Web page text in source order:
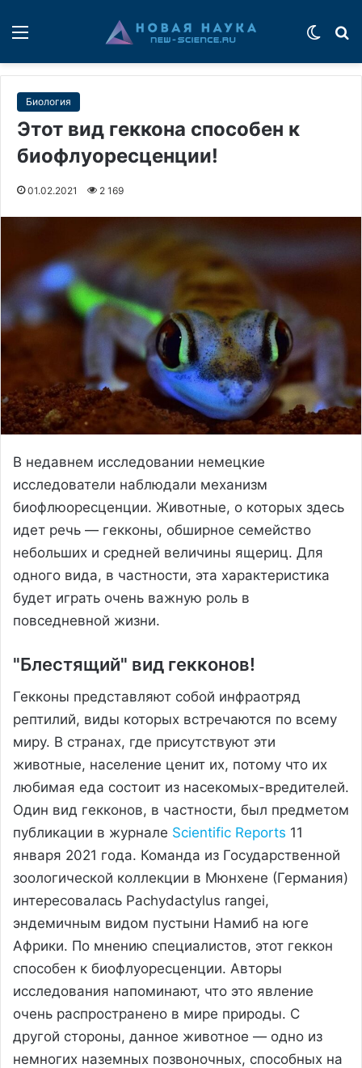
Биология
Этот вид геккона способен к
биофлуоресценции!
01.02.2021 2 169
В недавнем исследовании немецкие
исследователи наблюдали механизм
биофлюоресценции. Животные, о которых здесь
идет речь — гекконы, обширное семейство
небольших и средней величины ящериц. Для
одного вида, в частности, эта характеристика
будет играть очень важную роль в
повседневной жизни.
"Блестящий" вид гекконов!
Гекконы представляют собой инфраотряд
рептилий, виды которых встречаются по всему
миру. В странах, где присутствуют эти
животные, население ценит их, потому что их
любимая еда состоит из насекомых-вредителей.
Один вид гекконов, в частности, был предметом
публикации в журнале Scientific Reports 11
января 2021 года. Команда из Государственной
зоологической коллекции в Мюнхене (Германия)
интересовалась Pachydactylus rangei,
эндемичным видом пустыни Намиб на юге
Африки. По мнению специалистов, этот геккон
способен к биофлуоресценции. Авторы
исследования напоминают, что это явление
очень распространено в мире природы. С
другой стороны, данное животное — одно из
немногих наземных позвоночных, способных на